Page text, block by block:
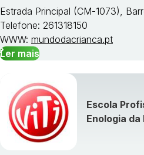
Estrada Principal (CM-1073),
Telefone: 261318150
WWW: mundodacrianca.pt
Ler mais
Escola
Enologia da